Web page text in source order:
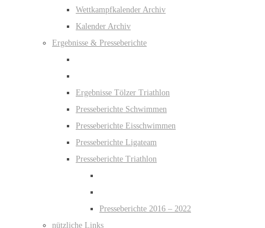
Wettkampfkalender Archiv
Kalender Archiv
Ergebnisse & Presseberichte
Ergebnisse Tölzer Triathlon
Presseberichte Schwimmen
Presseberichte Eisschwimmen
Presseberichte Ligateam
Presseberichte Triathlon
Presseberichte 2016 – 2022
nützliche Links